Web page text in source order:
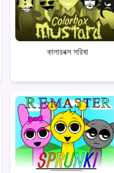
কালারবক্স সরিষা